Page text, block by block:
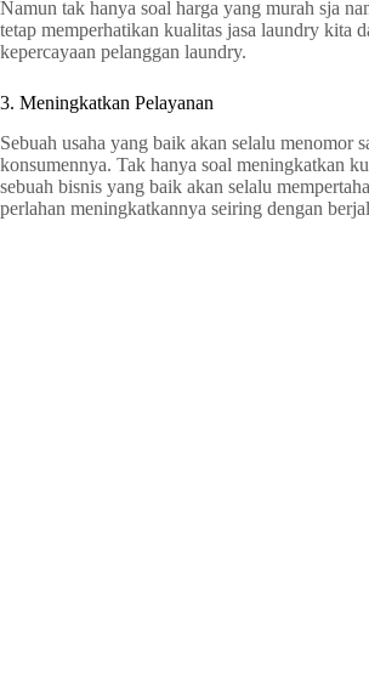
Namun tak hanya soal harga yang murah sja
tetap memperhatikan kualitas jasa laundry kita
kepercayaan pelanggan laundry.
3. Meningkatkan Pelayanan
Sebuah usaha yang baik akan selalu menomor
konsumennya. Tak hanya soal meningkatkan
sebuah bisnis yang baik akan selalu
perlahan meningkatkannya seiring dengan